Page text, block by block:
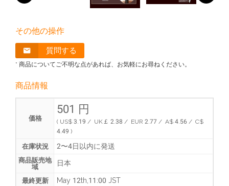
その他の操作
質問する
* 商品についてご不明な点があれば、お気軽にお尋ねください。
商品情報
価格
501 円
( US$ 3.19 / UK￡ 2.38 / EUR 2.77 / A$ 4.56 / C$
4.49 )
在庫状況 2〜4日以内に発送
商品販売地
域
日本
最終更新 May 12th,11:00 JST